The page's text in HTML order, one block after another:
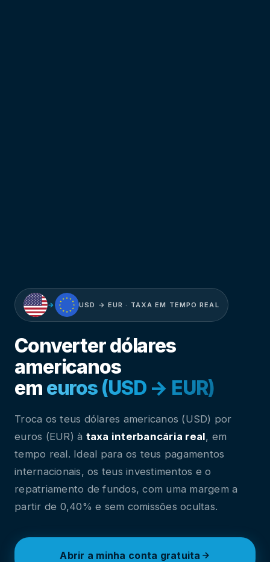
→ USD → EUR · TAXA EM TEMPO REAL
Converter dólares
americanos
em euros (USD → EUR)
Troca os teus dólares americanos (USD) por
euros (EUR) à taxa interbancária real, em
tempo real. Ideal para os teus pagamentos
internacionais, os teus investimentos e o
repatriamento de fundos, com uma margem a
partir de 0,40% e sem comissões ocultas.
Abrir a minha conta gratuita